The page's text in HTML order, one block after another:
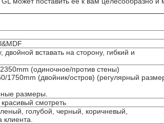
вставать на сторону, гибкий и
(одиночное/против стены)
1750mm (двойник/остров) (регулярный
размеры.
смотреть
голубой, черный, коричневый,